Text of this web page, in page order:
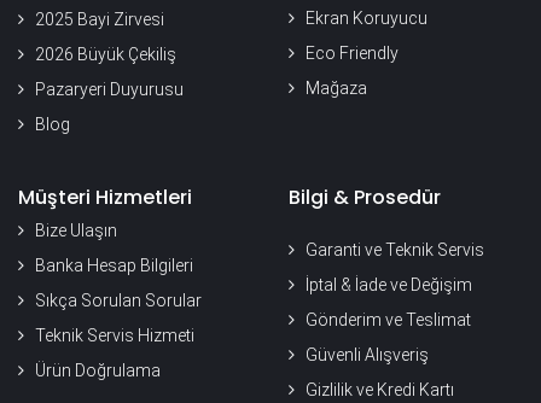
2025 Bayi Zirvesi
2026 Büyük Çekiliş
Pazaryeri Duyurusu
Blog
Ekran Koruyucu
Eco Friendly
Mağaza
Müşteri Hizmetleri
Bize Ulaşın
Banka Hesap Bilgileri
Sıkça Sorulan Sorular
Teknik Servis Hizmeti
Ürün Doğrulama
Bilgi & Prosedür
Garanti ve Teknik Servis
İptal & İade ve Değişim
Gönderim ve Teslimat
Güvenli Alışveriş
Gizlilik ve Kredi Kartı